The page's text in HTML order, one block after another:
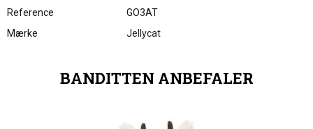
Reference
GO3AT
Mærke
Jellycat
BANDITTEN ANBEFALER